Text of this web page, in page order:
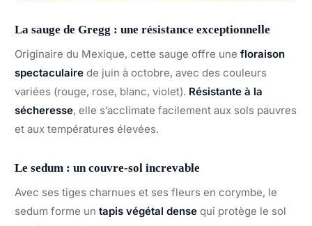
La sauge de Gregg : une résistance exceptionnelle
Originaire du Mexique, cette sauge offre une floraison
spectaculaire de juin à octobre, avec des couleurs
variées (rouge, rose, blanc, violet). Résistante à la
sécheresse, elle s’acclimate facilement aux sols pauvres
et aux températures élevées.
Le sedum : un couvre-sol increvable
Avec ses tiges charnues et ses fleurs en corymbe, le
sedum forme un tapis végétal dense qui protège le sol